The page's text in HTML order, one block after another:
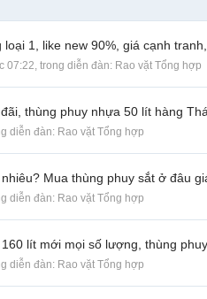
1, like new 90%, giá cạnh
07:22, trong diễn đàn: Rao vặt Tổng hợp
thùng phuy nhựa 50 lít hàng
diễn đàn: Rao vặt Tổng hợp
Mua thùng phuy sắt ở đâu
diễn đàn: Rao vặt Tổng hợp
lít mới mọi số lượng, thùng
diễn đàn: Rao vặt Tổng hợp